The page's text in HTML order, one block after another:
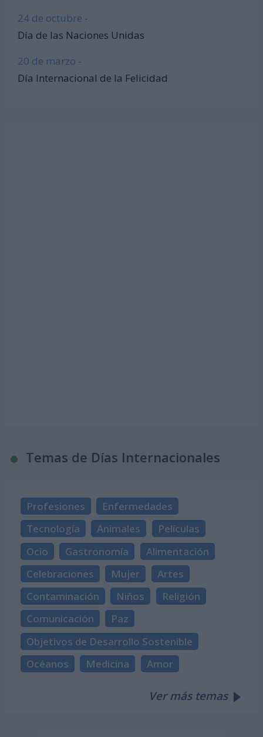
24 de octubre -
Día de las Naciones Unidas
20 de marzo -
Día Internacional de la Felicidad
Temas de Días Internacionales
Profesiones
Enfermedades
Tecnología
Animales
Películas
Ocio
Gastronomía
Alimentación
Celebraciones
Mujer
Artes
Contaminación
Niños
Religión
Comunicación
Paz
Objetivos de Desarrollo Sostenible
Océanos
Medicina Amor
Ver más temas